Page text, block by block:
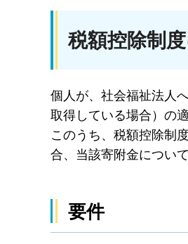
税額控除制
個人が、社会福祉法人
取得している場合）の
このうち、税額控除制
合、当該寄附金につい
要件